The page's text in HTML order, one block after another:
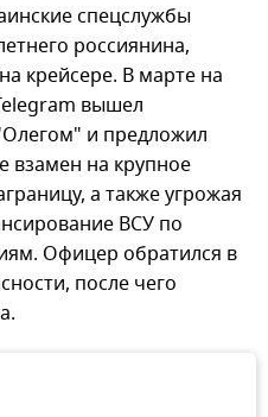
спецслужбы
россиянина,
крейсере. В марте на
вышел
и предложил
взамен на крупное
а также угрожая
ВСУ по
Офицер обратился в
после чего